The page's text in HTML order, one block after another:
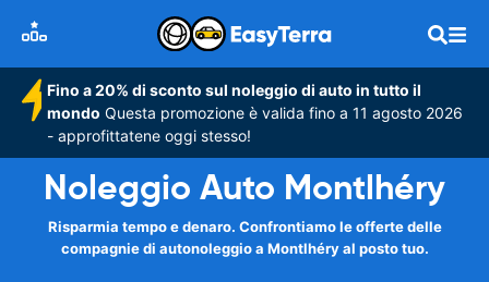
Fino a 20% di sconto sul noleggio di auto in tutto il
mondo Questa promozione è valida fino a 11 agosto 2026
- approfittatene oggi stesso!
Noleggio Auto Montlhéry
Risparmia tempo e denaro. Confrontiamo le offerte delle
compagnie di autonoleggio a Montlhéry al posto tuo.